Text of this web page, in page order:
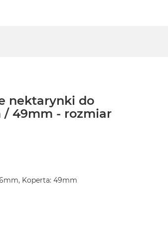
nektarynki do
49mm - rozmiar
Koperta: 49mm